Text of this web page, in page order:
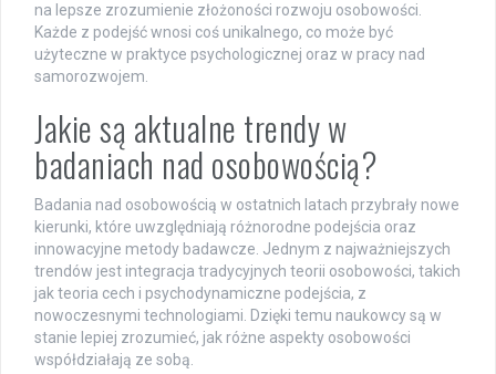
na lepsze zrozumienie złożoności rozwoju osobowości.
Każde z podejść wnosi coś unikalnego, co może być
użyteczne w praktyce psychologicznej oraz w pracy nad
samorozwojem.
Jakie są aktualne trendy w
badaniach nad osobowością?
Badania nad osobowością w ostatnich latach przybrały nowe
kierunki, które uwzględniają różnorodne podejścia oraz
innowacyjne metody badawcze. Jednym z najważniejszych
trendów jest integracja tradycyjnych teorii osobowości, takich
jak teoria cech i psychodynamiczne podejścia, z
nowoczesnymi technologiami. Dzięki temu naukowcy są w
stanie lepiej zrozumieć, jak różne aspekty osobowości
współdziałają ze sobą.